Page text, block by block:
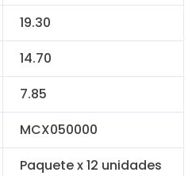
19.30
14.70
7.85
MCX050000
Paquete x 12 unidades